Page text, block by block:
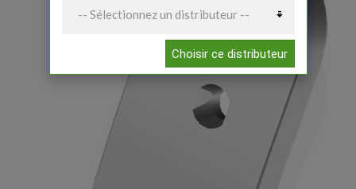
Choisir ce distributeur